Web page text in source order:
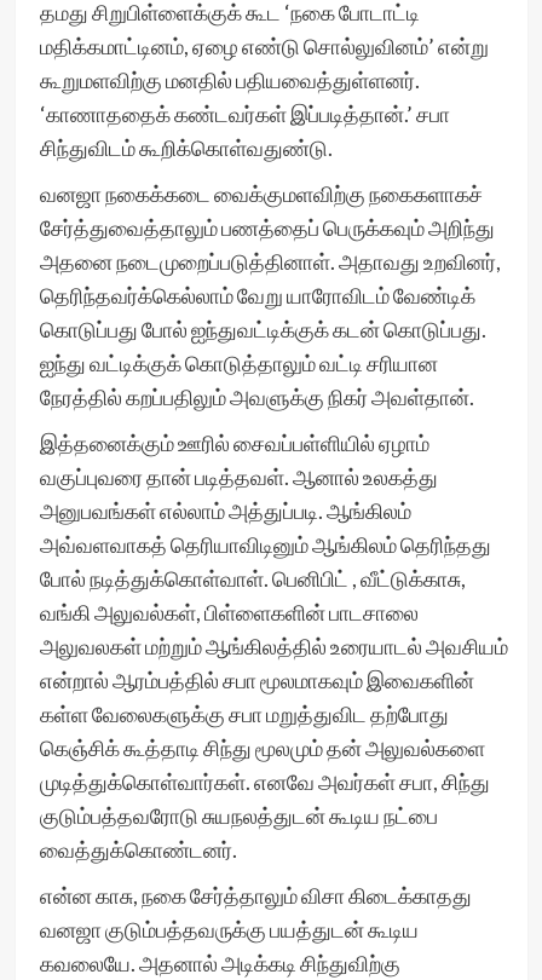
தமது சிறுபிள்ளைக்குக் கூட ‘நகை போடாட்டி
மதிக்கமாட்டினம், ஏழை எண்டு சொல்லுவினம்’ என்று
கூறுமளவிற்கு மனதில் பதியவைத்துள்ளனர்.
‘காணாததைக் கண்டவர்கள் இப்படித்தான்.’ சபா
சிந்துவிடம் கூறிக்கொள்வதுண்டு.
வனஜா நகைக்கடை வைக்குமளவிற்கு நகைகளாகச்
சேர்த்துவைத்தாலும் பணத்தைப் பெருக்கவும் அறிந்து
அதனை நடைமுறைப்படுத்தினாள். அதாவது உறவினர்,
தெரிந்தவர்க்கெல்லாம் வேறு யாரோவிடம் வேண்டிக்
கொடுப்பது போல் ஐந்துவட்டிக்குக் கடன் கொடுப்பது.
ஐந்து வட்டிக்குக் கொடுத்தாலும் வட்டி சரியான
நேரத்தில் கறப்பதிலும் அவளுக்கு நிகர் அவள்தான்.
இத்தனைக்கும் ஊரில் சைவப்பள்ளியில் ஏழாம்
வகுப்புவரை தான் படித்தவள். ஆனால் உலகத்து
அனுபவங்கள் எல்லாம் அத்துப்படி. ஆங்கிலம்
அவ்வளவாகத் தெரியாவிடினும் ஆங்கிலம் தெரிந்தது
போல் நடித்துக்கொள்வாள். பெனிபிட் , வீட்டுக்காசு,
வங்கி அலுவல்கள், பிள்ளைகளின் பாடசாலை
அலுவலகள் மற்றும் ஆங்கிலத்தில் உரையாடல் அவசியம்
என்றால் ஆரம்பத்தில் சபா மூலமாகவும் இவைகளின்
கள்ள வேலைகளுக்கு சபா மறுத்துவிட தற்போது
கெஞ்சிக் கூத்தாடி சிந்து மூலமும் தன் அலுவல்களை
முடித்துக்கொள்வார்கள். எனவே அவர்கள் சபா, சிந்து
குடும்பத்தவரோடு சுயநலத்துடன் கூடிய நட்பை
வைத்துக்கொண்டனர்.
என்ன காசு, நகை சேர்த்தாலும் விசா கிடைக்காதது
வனஜா குடும்பத்தவருக்கு பயத்துடன் கூடிய
கவலையே. அதனால் அடிக்கடி சிந்துவிற்கு